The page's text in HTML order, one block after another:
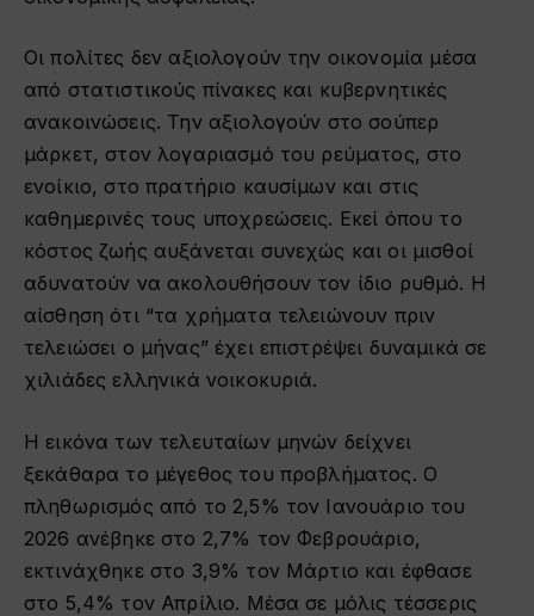
Οι πολίτες δεν αξιολογούν την οικονομία μέσα
από στατιστικούς πίνακες και κυβερνητικές
ανακοινώσεις. Την αξιολογούν στο σούπερ
μάρκετ, στον λογαριασμό του ρεύματος, στο
ενοίκιο, στο πρατήριο καυσίμων και στις
καθημερινές τους υποχρεώσεις. Εκεί όπου το
κόστος ζωής αυξάνεται συνεχώς και οι μισθοί
αδυνατούν να ακολουθήσουν τον ίδιο ρυθμό. Η
αίσθηση ότι “τα χρήματα τελειώνουν πριν
τελειώσει ο μήνας” έχει επιστρέψει δυναμικά σε
χιλιάδες ελληνικά νοικοκυριά.
Η εικόνα των τελευταίων μηνών δείχνει
ξεκάθαρα το μέγεθος του προβλήματος. Ο
πληθωρισμός από το 2,5% τον Ιανουάριο του
2026 ανέβηκε στο 2,7% τον Φεβρουάριο,
εκτινάχθηκε στο 3,9% τον Μάρτιο και έφθασε
στο 5,4% τον Απρίλιο. Μέσα σε μόλις τέσσερις